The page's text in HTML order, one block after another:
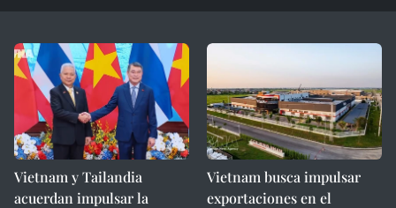
Vietnam y Tailandia
acuerdan impulsar la
Vietnam busca impulsar
exportaciones en el